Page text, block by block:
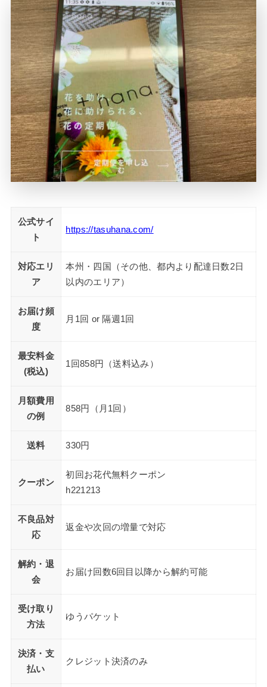
公式サイ
ト
https://tasuhana.com/
対応エリ
ア
本州・四国（その他、都内より配達日数2日
以内のエリア）
お届け頻
度
月1回 or 隔週1回
最安料金
(税込)
1回858円（送料込み）
月額費用
の例
858円（月1回）
送料 330円
クーポン
初回お花代無料クーポン
h221213
不良品対
応
返金や次回の増量で対応
解約・退
会
お届け回数6回目以降から解約可能
受け取り
方法
ゆうパケット
決済・支
払い
クレジット決済のみ